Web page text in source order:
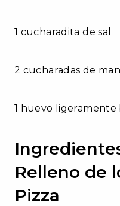
1 cucharadita de sal
2 cucharadas de
1 huevo ligeramente
Relleno de
Pizza